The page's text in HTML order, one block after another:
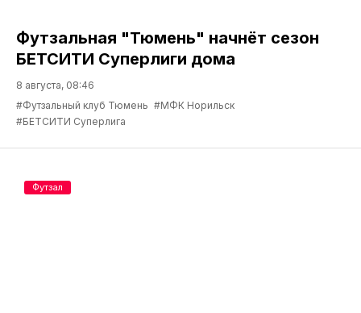
Футзальная "Тюмень" начнёт сезон
БЕТСИТИ Суперлиги дома
8 августа, 08:46
#Футзальный клуб Тюмень #МФК Норильск
#БЕТСИТИ Суперлига
Футзал